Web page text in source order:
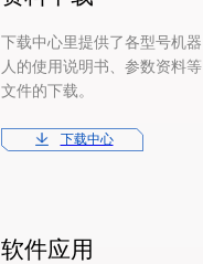
下载中心里提供了各型号机器
人的使用说明书、参数资料等
文件的下载。
下载中心
软件应用